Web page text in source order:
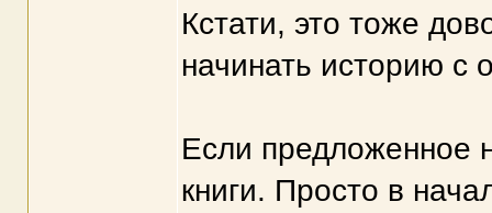
Кстати, это тоже
начинать историю с
Если предложенное
книги. Просто в